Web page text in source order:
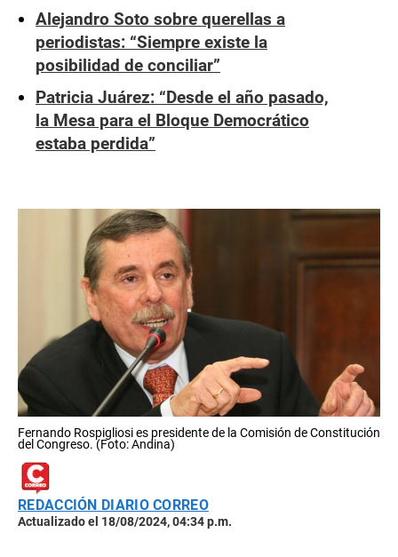
Alejandro Soto sobre querellas a
periodistas: “Siempre existe la
posibilidad de conciliar”
Patricia Juárez: “Desde el año pasado,
la Mesa para el Bloque Democrático
estaba perdida”
Fernando Rospigliosi es presidente de la Comisión de Constitución
del Congreso. (Foto: Andina)
REDACCIÓN DIARIO CORREO
Actualizado el 18/08/2024, 04:34 p.m.